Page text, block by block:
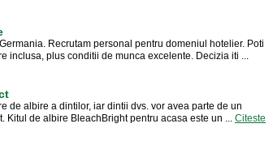
Recrutam personal pentru domeniul hotelier. Poti
inclusa, plus conditii de munca excelente. Decizia iti ...
de albire a dintilor, iar dintii dvs. vor avea parte de un
Kitul de albire BleachBright pentru acasa este un ... Citeste